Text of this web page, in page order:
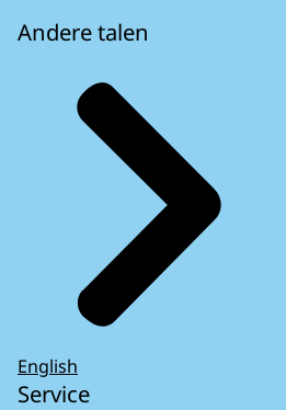
Andere talen
English
Service